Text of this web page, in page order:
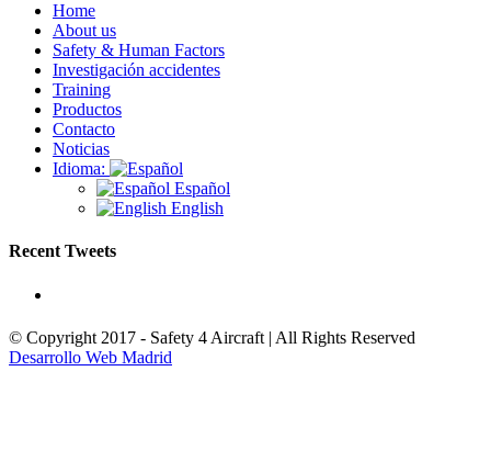
Home
About us
Safety & Human Factors
Investigación accidentes
Training
Productos
Contacto
Noticias
Idioma:
Español
English
Recent Tweets
© Copyright 2017 - Safety 4 Aircraft | All Rights Reserved
Desarrollo Web Madrid